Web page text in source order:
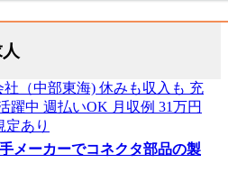
メーカーでコネクタ部品の製